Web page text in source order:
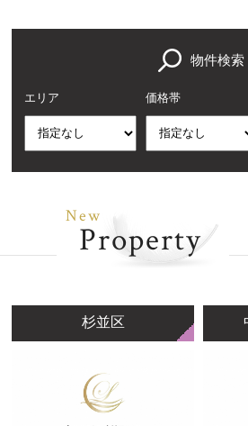
物件検索
エリア 価格帯
New
Property
杉並区